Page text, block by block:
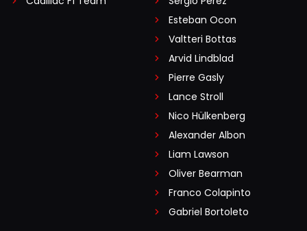
Esteban Ocon
Valtteri Bottas
Arvid Lindblad
Pierre Gasly
Lance Stroll
Nico Hülkenberg
Alexander Albon
Liam Lawson
Oliver Bearman
Franco Colapinto
Gabriel Bortoleto